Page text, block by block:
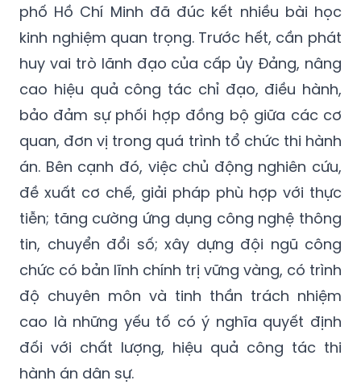
phố Hồ Chí Minh đã đúc kết nhiều bài học
kinh nghiệm quan trọng. Trước hết, cần phát
huy vai trò lãnh đạo của cấp ủy Đảng, nâng
cao hiệu quả công tác chỉ đạo, điều hành,
bảo đảm sự phối hợp đồng bộ giữa các cơ
quan, đơn vị trong quá trình tổ chức thi hành
án. Bên cạnh đó, việc chủ động nghiên cứu,
đề xuất cơ chế, giải pháp phù hợp với thực
tiễn; tăng cường ứng dụng công nghệ thông
tin, chuyển đổi số; xây dựng đội ngũ công
chức có bản lĩnh chính trị vững vàng, có trình
độ chuyên môn và tinh thần trách nhiệm
cao là những yếu tố có ý nghĩa quyết định
đối với chất lượng, hiệu quả công tác thi
hành án dân sự.